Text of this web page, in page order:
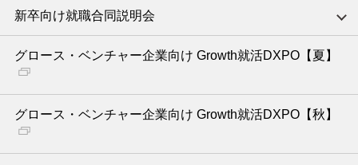
新卒向け就職合同説明会
グロース・ベンチャー企業向け Growth就活DXPO【夏】
グロース・ベンチャー企業向け Growth就活DXPO【秋】